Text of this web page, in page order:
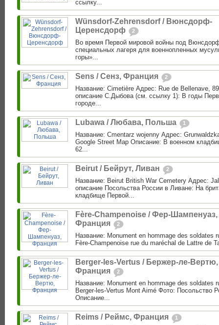
ссылку...
Wünsdorf-Zehrensdorf / Вюнсдорф-
Церенсдорф
2
Во время Первой мировой войны под
специальных лагеря для военнопленных
горы»...
Sens / Сенз, Франция 2
Название: Cimetière Адрес: Rue de Bellenave,
описание С.Дыбова (см. ссылку 1): В годы
городе...
Lubawa / Любава, Польша 1
Название: Cmentarz wojenny Адрес:
Google Street Map Описание: В военном
62...
Beirut / Бейрут, Ливан 2
Название: Beirut British War Cemetery Адрес:
описание Посольства России в Ливане: На
кладбище Первой...
Fère-Champenoise / Фер-Шампенуаз,
Франция
2
Название: Monument en hommage des soldates
Fère-Champenoise rue du maréchal de Lattre de
Berger-les-Vertus / Бержер-ле-Вертю,
Франция
2
Название: Monument en hommage des soldates
Berger-les-Vertus Mont Aimé Фото: Посольство
Описание...
Reims / Реймс, Франция 1